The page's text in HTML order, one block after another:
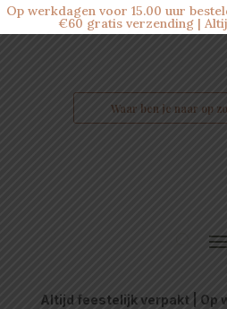
Op werkdagen voor 15.00 uur
€60 gratis verzending |
Altijd feestelijk verpakt | Op